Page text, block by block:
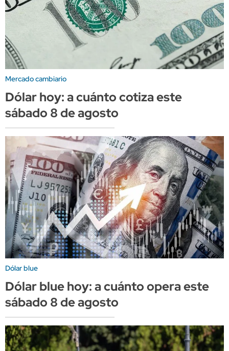
Mercado cambiario
Dólar hoy: a cuánto cotiza este
sábado 8 de agosto
Dólar blue
Dólar blue hoy: a cuánto opera este
sábado 8 de agosto